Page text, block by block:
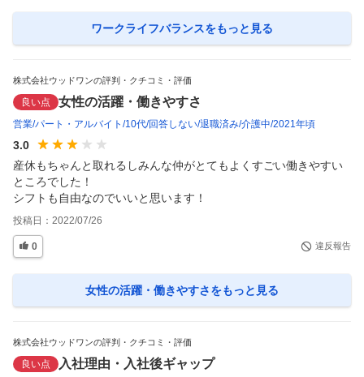
ワークライフバランスをもっと見る
株式会社ウッドワンの評判・クチコミ・評価
良い点 女性の活躍・働きやすさ
営業 パート・アルバイト 10代 回答しない 退職済み 介護中 2021年頃
3.0
産休もちゃんと取れるしみんな仲がとてもよくすごい働きやすい
ところでした！
シフトも自由なのでいいと思います！
投稿日： 2022/07/26
0 違反報告
女性の活躍・働きやすさをもっと見る
株式会社ウッドワンの評判・クチコミ・評価
良い点 入社理由・入社後ギャップ